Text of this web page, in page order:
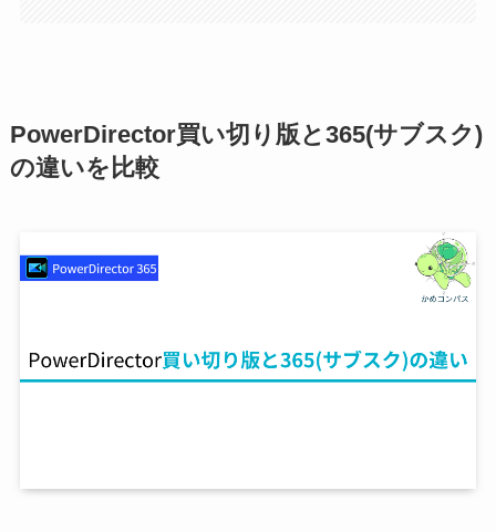
PowerDirector買い切り版と365(サブスク)
の違いを比較